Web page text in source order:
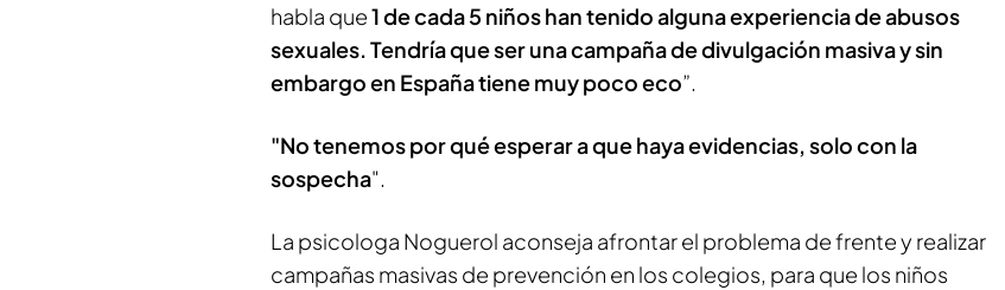
habla que1 de cada 5 niños han tenido alguna experiencia de abusos
sexuales. Tendría que ser una campaña de divulgación masiva y sin
embargo en España tiene muy poco eco”.
"No tenemos por qué esperar a que haya evidencias, solo con la
sospecha".
La psicologa Noguerol aconseja afrontar el problema de frente y realizar
campañas masivas de prevención en los colegios, para que los niños